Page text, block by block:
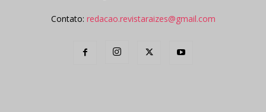
Contato: redacao.revistaraizes@gmail.com